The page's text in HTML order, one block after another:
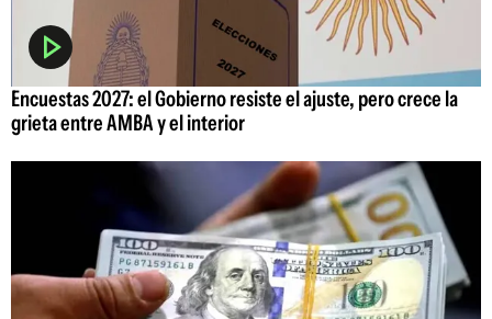
Encuestas 2027: el Gobierno resiste el ajuste, pero crece la
grieta entre AMBA y el interior